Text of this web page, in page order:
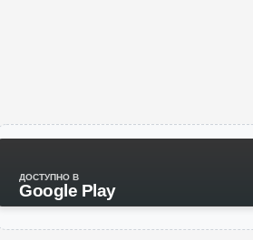
ДОСТУПНО В
Google Play